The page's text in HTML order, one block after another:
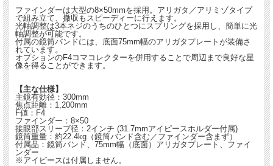
ファインダーは大型の8×50mmを採用。アリガタ／アリミゾタイプ
で組み立て、撤収もスピーディーに行えます。
光軸調整は3本ネジのうちのひとつにスプリングを採用し、簡単に光
軸調整が可能です。
付属の鏡筒バンドには、底面75mm幅のアリガタプレートが装備さ
れています。
オプションのF4コマコレクターを併用することで周辺まで良好な星
像を得ることができます。
【主な仕様】
主鏡有効径：300mm
焦点距離：1,200mm
F値：F4
ファインダー：8×50
接眼部スリーブ径：2インチ (31.7mmアイピースホルダー付属)
鏡筒重量：約22.4kg（鏡筒バンド含む／ファインダー含まず）
付属品：鏡筒バンド、75mm幅（底面）アリガタプレート、ファイ
ンダー
※アイピースは付属しません。